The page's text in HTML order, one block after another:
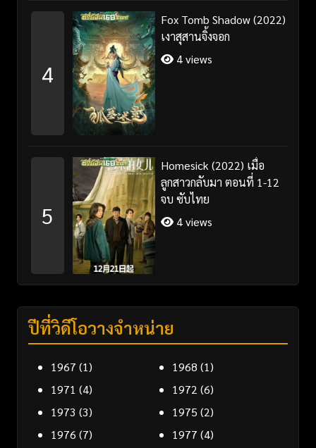
4
Fox Tomb Shadow (2022)
เงาสุสานจิ้งจอก
4 views
5
Homesick (2022) เมื่อ
ลูกสาวกลับมา ตอนที่ 1-12
จบ ซับไทย
4 views
ปีที่วิดีโอวางจำหน่าย
1967 (1) 1968 (1)
1971 (4) 1972 (6)
1973 (3) 1975 (2)
1976 (7) 1977 (4)